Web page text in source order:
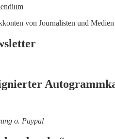
von Journalisten und
o. Paypal